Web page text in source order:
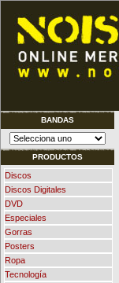
BANDAS
PRODUCTOS
Discos
Discos Digitales
DVD
Especiales
Gorras
Posters
Ropa
Tecnología